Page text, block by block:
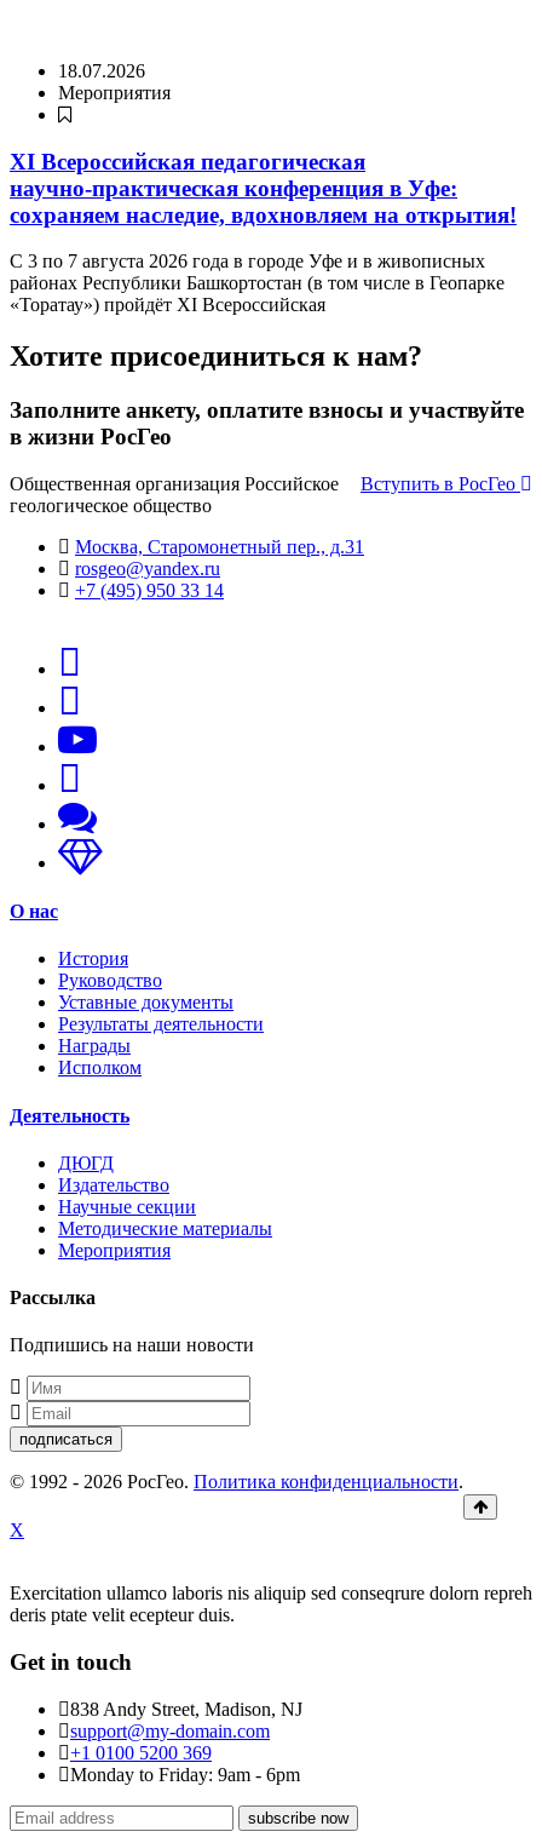
18.07.2026
Мероприятия
XI Всероссийская педагогическая
научно‑практическая конференция в Уфе:
сохраняем наследие, вдохновляем на открытия!
С 3 по 7 августа 2026 года в городе Уфе и в живописных
районах Республики Башкортостан (в том числе в Геопарке
«Торатау») пройдёт XI Всероссийская
Хотите присоединиться к нам?
Заполните анкету, оплатите взносы и участвуйте
в жизни РосГео
Вступить в РосГео
Общественная организация Российское
геологическое общество
Москва, Старомонетный пер., д.31
rosgeo@yandex.ru
+7 (495) 950 33 14
О нас
История
Руководство
Уставные документы
Результаты деятельности
Награды
Исполком
Деятельность
ДЮГД
Издательство
Научные секции
Методические материалы
Мероприятия
Рассылка
Подпишись на наши новости
подписаться
© 1992 - 2026 РосГео. Политика конфиденциальности.
X
Exercitation ullamco laboris nis aliquip sed conseqrure dolorn repreh
deris ptate velit ecepteur duis.
Get in touch
838 Andy Street, Madison, NJ
support@my-domain.com
+1 0100 5200 369
Monday to Friday: 9am - 6pm
subscribe now